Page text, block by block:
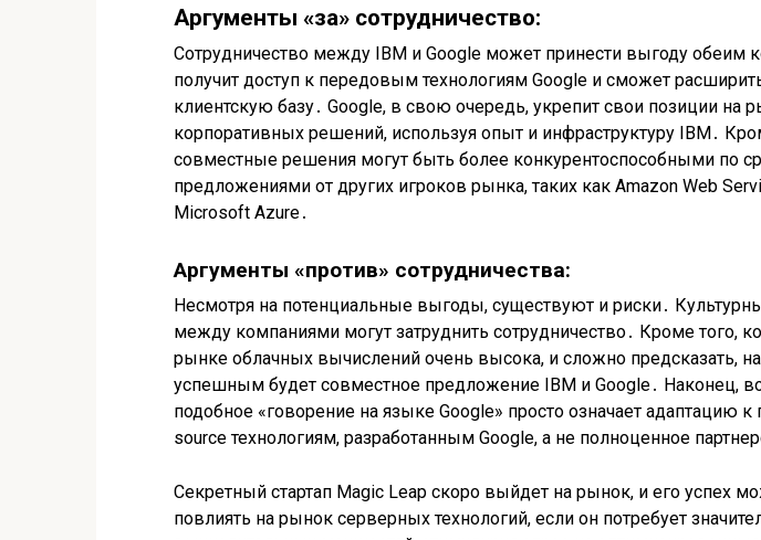
Аргументы «за» сотрудничество:
Сотрудничество между IBM и Google может принести выгоду обеим
получит доступ к передовым технологиям Google и сможет
клиентскую базу․ Google, в свою очередь, укрепит свои позиции на
корпоративных решений, используя опыт и инфраструктуру IBM․
совместные решения могут быть более конкурентоспособными по
предложениями от других игроков рынка, таких как Amazon Web
Microsoft Azure․
Аргументы «против» сотрудничества:
Несмотря на потенциальные выгоды, существуют и риски․
между компаниями могут затруднить сотрудничество․ Кроме того,
рынке облачных вычислений очень высока, и сложно предсказать,
успешным будет совместное предложение IBM и Google․ Наконец,
подобное «говорение на языке Google» просто означает адаптацию
source технологиям, разработанным Google, а не полноценное
Секретный стартап Magic Leap скоро выйдет на рынок, и его успех
повлиять на рынок серверных технологий, если он потребует